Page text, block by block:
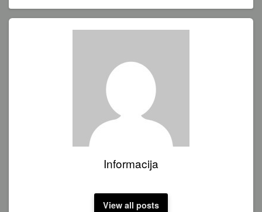
Informacija
View all posts